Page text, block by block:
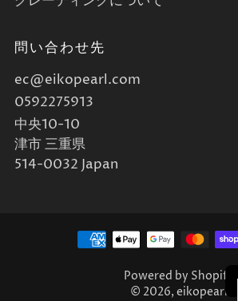
問い合わせ先
ec@eikopearl.com
0592275913
中央10-10
津市 三重県
514-0032 Japan
Powered by Shopify
© 2026, eikopearl